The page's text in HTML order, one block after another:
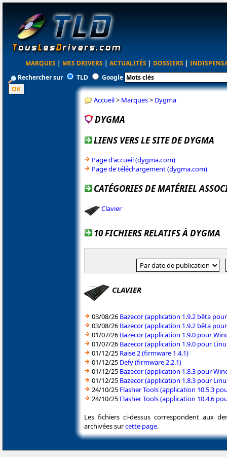
MARQUES | MES DRIVERS | ACTUALITÉS | DOSSIERS |
Rechercher sur
TLD Google
Accueil> Marques> Dygma
DYGMA
LIENS VERS LE SITE DE DYGMA
Page d'accueil (dygma.com)
Page de téléchargement (dygma.com)
CATÉGORIES DE MATÉRIEL
Clavier
10 FICHIERS RELATIFS À DYGMA
CLAVIER
03/08/26 Bazecor (application 1.9.2 bêta
03/08/26 Bazecor (application 1.9.2 bêta
01/07/26 Bazecor (application 1.9.0 pour
01/07/26 Bazecor (application 1.9.0 pour
01/12/25 Raise 2 (firmware 1.4.1)
01/12/25 Defy (firmware 2.2.1)
01/12/25 Bazecor (application 1.8.3 pour
01/12/25 Bazecor (application 1.8.3 pour
24/10/25 Flasher Tools (application 10.5.3
24/10/25 Flasher Tools (application 10.4.6
Les fichiers ci-dessus correspondent aux
archivées surcette page.